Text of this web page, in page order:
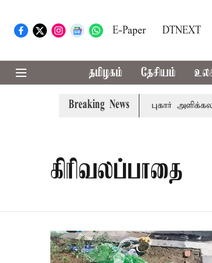
E-Paper DTNEXT
தமிழகம் தேசியம்
Breaking News
மதுவிற்றால் போலீசில் புகார்
கிரிவலப்பாதை